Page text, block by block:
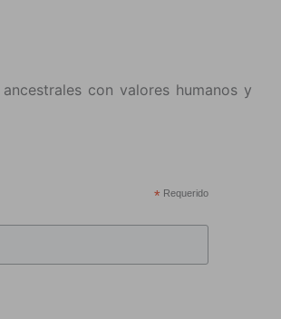
con valores humanos y
* Requerido